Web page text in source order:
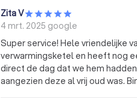
de werken zelf, de afwerking is
achter, er wordt heel erg proper
ervaring van begin tot einde. Wij
uitbesteden aan Bugabel.
Zita V
4 mrt. 2025 google
Super service! Hele vriendelijke
verwarmingsketel en heeft nog
direct de dag dat we hem
aangezien deze al vrij oud was.